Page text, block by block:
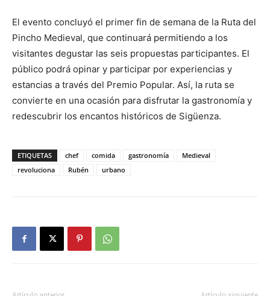
El evento concluyó el primer fin de semana de la Ruta del
Pincho Medieval, que continuará permitiendo a los
visitantes degustar las seis propuestas participantes. El
público podrá opinar y participar por experiencias y
estancias a través del Premio Popular. Así, la ruta se
convierte en una ocasión para disfrutar la gastronomía y
redescubrir los encantos históricos de Sigüenza.
ETIQUETAS chef comida gastronomía
Medieval
revoluciona
Rubén urbano